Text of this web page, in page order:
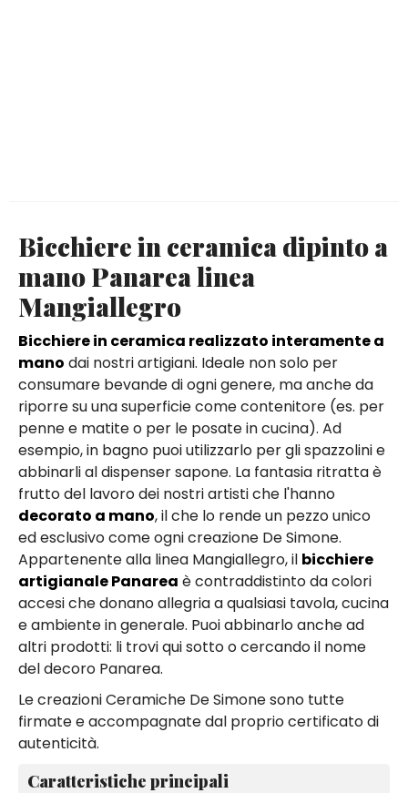
Bicchiere in ceramica dipinto a
mano Panarea linea
Mangiallegro
Bicchiere in ceramica realizzato interamente a
mano dai nostri artigiani. Ideale non solo per
consumare bevande di ogni genere, ma anche da
riporre su una superficie come contenitore (es. per
penne e matite o per le posate in cucina). Ad
esempio, in bagno puoi utilizzarlo per gli spazzolini e
abbinarli al dispenser sapone. La fantasia ritratta è
frutto del lavoro dei nostri artisti che l'hanno
decorato a mano, il che lo rende un pezzo unico
ed esclusivo come ogni creazione De Simone.
Appartenente alla linea Mangiallegro, il bicchiere
artigianale Panarea è contraddistinto da colori
accesi che donano allegria a qualsiasi tavola, cucina
e ambiente in generale. Puoi abbinarlo anche ad
altri prodotti: li trovi qui sotto o cercando il nome
del decoro Panarea.
Le creazioni Ceramiche De Simone sono tutte
firmate e accompagnate dal proprio certificato di
autenticità.
Caratteristiche principali